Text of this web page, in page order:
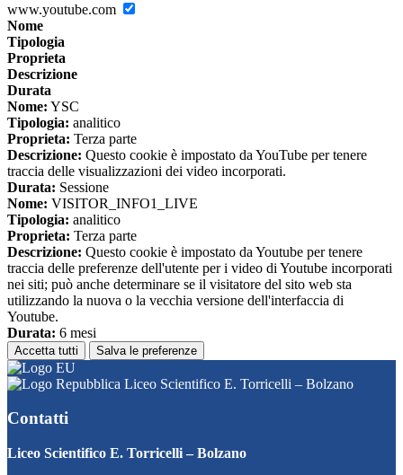
www.youtube.com
Nome
Tipologia
Proprieta
Descrizione
Durata
Nome: YSC
Tipologia: analitico
Proprieta: Terza parte
Descrizione: Questo cookie è impostato da YouTube per tenere
traccia delle visualizzazioni dei video incorporati.
Durata: Sessione
Nome: VISITOR_INFO1_LIVE
Tipologia: analitico
Proprieta: Terza parte
Descrizione: Questo cookie è impostato da Youtube per tenere
traccia delle preferenze dell'utente per i video di Youtube incorporati
nei siti; può anche determinare se il visitatore del sito web sta
utilizzando la nuova o la vecchia versione dell'interfaccia di
Youtube.
Durata: 6 mesi
Accetta tutti Salva le preferenze
Liceo Scientifico E. Torricelli – Bolzano
Contatti
Liceo Scientifico E. Torricelli – Bolzano